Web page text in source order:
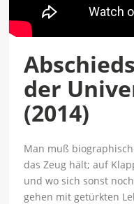
der
(2014)
Man muß
das Zeug hält; auf
und wo sich sonst
gehen mit getürkten